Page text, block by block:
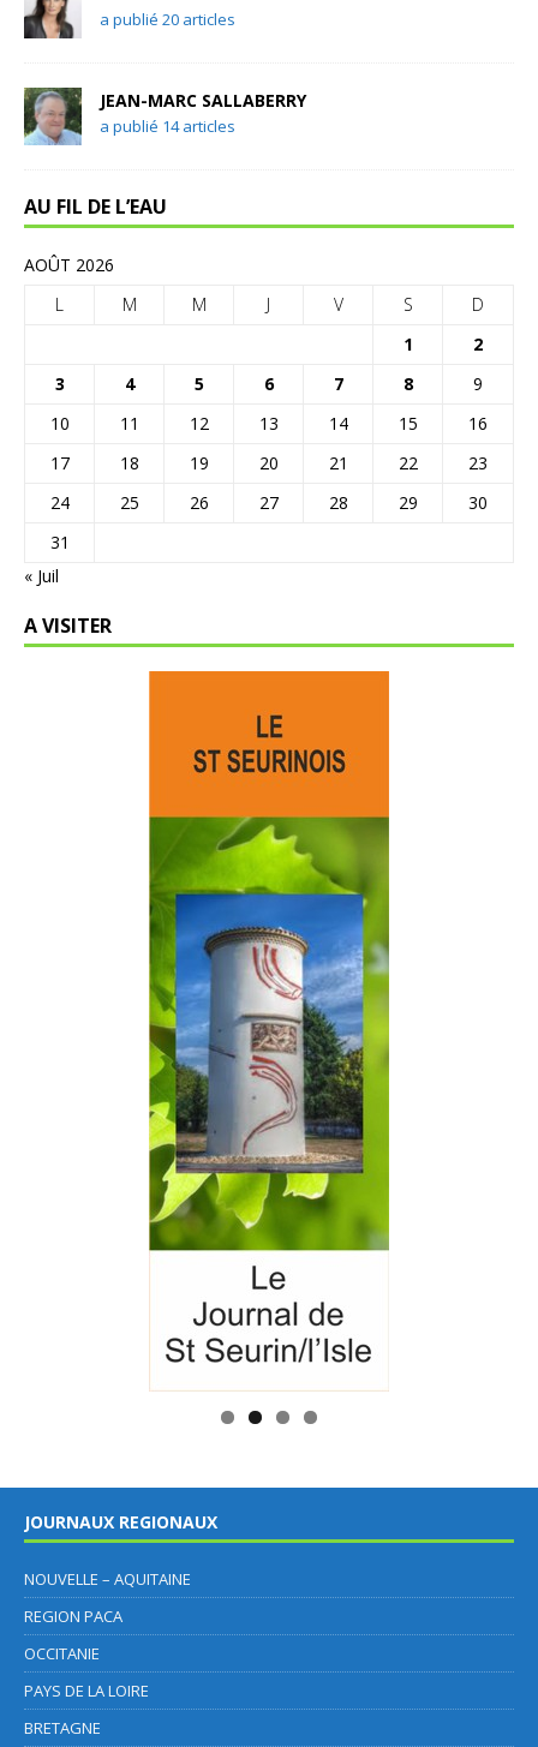
a publié 20 articles
JEAN-MARC SALLABERRY
a publié 14 articles
AU FIL DE L’EAU
AOÛT 2026
L
M M J V S
D
1
2
3
4 5 6 7 8
9
10
11 12 13 14 15
16
17
18 19 20 21 22
23
24
25 26 27 28 29
30
31
« Juil
A VISITER
JOURNAUX REGIONAUX
NOUVELLE – AQUITAINE
REGION PACA
OCCITANIE
PAYS DE LA LOIRE
BRETAGNE